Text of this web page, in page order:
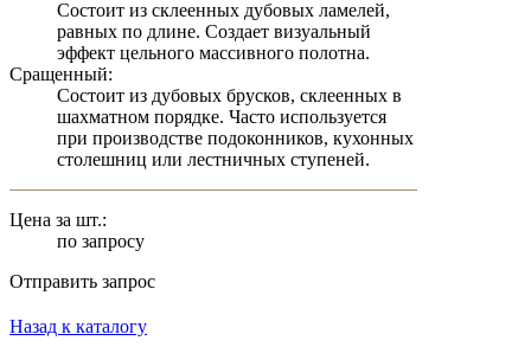
Состоит из склеенных дубовых ламелей,
равных по длине. Создает визуальный
эффект цельного массивного полотна.
Сращенный:
Состоит из дубовых брусков, склеенных в
шахматном порядке. Часто используется
при производстве подоконников, кухонных
столешниц или лестничных ступеней.
Цена за шт.:
по запросу
Отправить запрос
Назад к каталогу